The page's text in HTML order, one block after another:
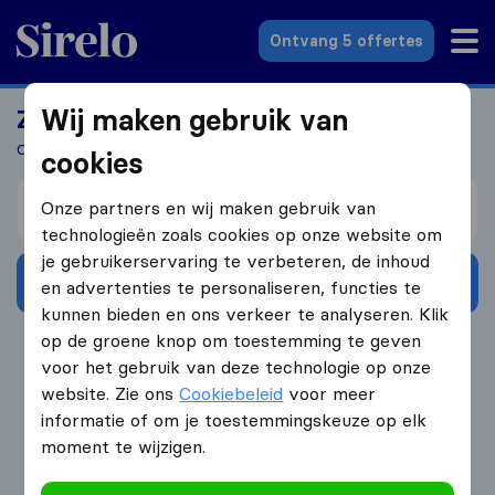
Sirelo.nl
Ontvang 5 offertes
Zoek jij een verhuizer?
Ontvang 5 gratis offertes in 3 stappen
Verhuizen van
Ontvang gratis offertes
4.3 793 Google reviews
Wij maken gebruik van
cookies
Onze partners en wij maken gebruik van
technologieën zoals cookies op onze website om
je gebruikerservaring te verbeteren, de inhoud
en advertenties te personaliseren, functies te
kunnen bieden en ons verkeer te analyseren. Klik
op de groene knop om toestemming te geven
voor het gebruik van deze technologie op onze
website. Zie onsCookiebeleid voor meer
informatie of om je toestemmingskeuze op elk
moment te wijzigen.